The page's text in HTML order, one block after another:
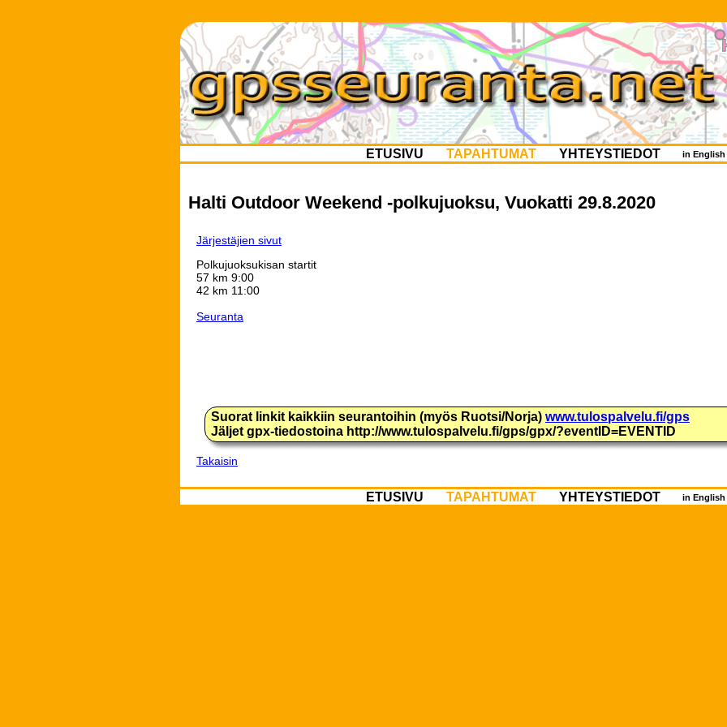
ETUSIVU TAPAHTUMAT YHTEYSTIEDOT in English
Halti Outdoor Weekend -polkujuoksu, Vuokatti 29.8.2020
Järjestäjien sivut
Polkujuoksukisan startit
57 km 9:00
42 km 11:00
Seuranta
Suorat linkit kaikkiin seurantoihin (myös Ruotsi/Norja) www.tulospalvelu.fi/gps
Jäljet gpx-tiedostoina http://www.tulospalvelu.fi/gps/gpx/?eventID=EVENTID
Takaisin
ETUSIVU TAPAHTUMAT YHTEYSTIEDOT in English